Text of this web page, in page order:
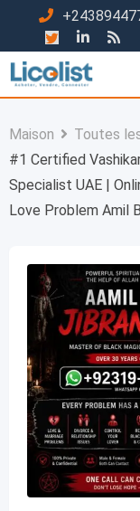
contenu
Maison Toutes
#1 Certified
Specialist UAE |
Love Problem Amil